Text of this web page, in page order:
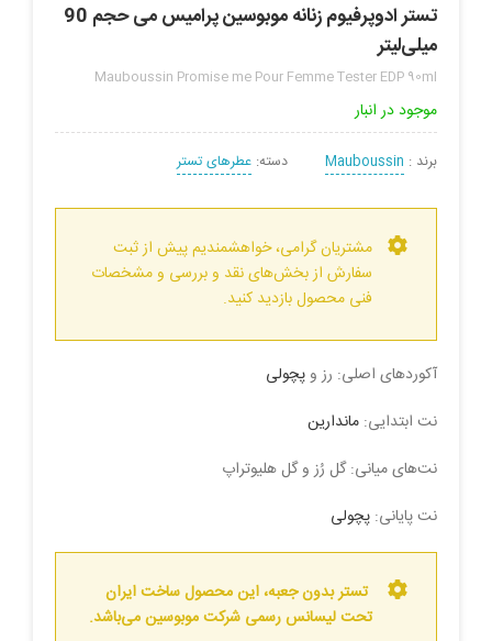
تستر ادوپرفیوم زنانه موبوسین پرامیس می حجم 90
میلی‌لیتر
Mauboussin Promise me Pour Femme Tester EDP 90ml
موجود در انبار
برند : Mauboussin دسته: عطرهای تستر
مشتریان گرامی، خواهشمندیم پیش از ثبت
سفارش از بخش‌های نقد و بررسی و مشخصات
فنی محصول بازدید کنید.
آکوردهای اصلی: رز وپچولی
نت ابتدایی: ماندارین
نت‌های میانی: گل رُز و گل هلیوتراپ
نت پایانی: پچولی
تستر بدون جعبه، این محصول ساخت ایران
تحت لیسانس رسمی شرکت موبوسین می‌باشد.